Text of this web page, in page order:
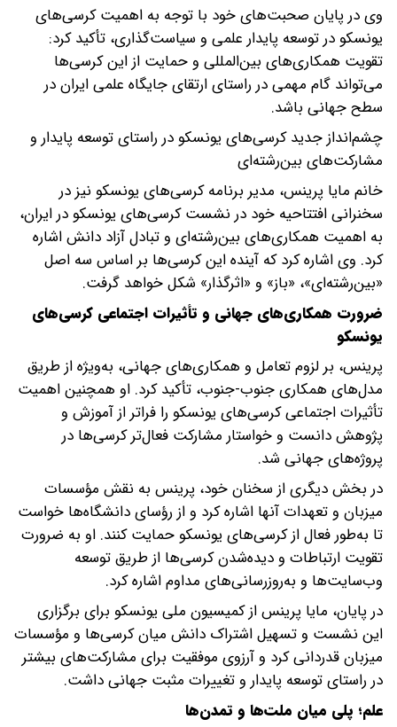
وی در پایان صحبت‌های خود با توجه به اهمیت کرسی‌های
یونسکو در توسعه پایدار علمی و سیاست‌گذاری، تأکید کرد:
تقویت همکاری‌های بین‌المللی و حمایت از این کرسی‌ها
می‌تواند گام مهمی در راستای ارتقای جایگاه علمی ایران در
سطح جهانی باشد.
چشم‌انداز جدید کرسی‌های یونسکو در راستای توسعه پایدار و
مشارکت‌های بین‌رشته‌ای
خانم مایا پرینس، مدیر برنامه کرسی‌های یونسکو نیز در
سخنرانی افتتاحیه خود در نشست کرسی‌های یونسکو در ایران،
به اهمیت همکاری‌های بین‌رشته‌ای و تبادل آزاد دانش اشاره
کرد. وی اشاره کرد که آینده این کرسی‌ها بر اساس سه اصل
«بین‌رشته‌ای»، «باز» و «اثرگذار» شکل خواهد گرفت.
ضرورت همکاری‌های جهانی و تأثیرات اجتماعی کرسی‌های
یونسکو
پرینس، بر لزوم تعامل و همکاری‌های جهانی، به‌ویژه از طریق
مدل‌های همکاری جنوب-جنوب، تأکید کرد. او همچنین اهمیت
تأثیرات اجتماعی کرسی‌های یونسکو را فراتر از آموزش و
پژوهش دانست و خواستار مشارکت فعال‌تر کرسی‌ها در
پروژه‌های جهانی شد.
در بخش دیگری از سخنان خود، پرینس به نقش مؤسسات
میزبان و تعهدات آنها اشاره کرد و از رؤسای دانشگاه‌ها خواست
تا به‌طور فعال از کرسی‌های یونسکو حمایت کنند. او به ضرورت
تقویت ارتباطات و دیده‌شدن کرسی‌ها از طریق توسعه
وب‌سایت‌ها و به‌روزرسانی‌های مداوم اشاره کرد.
در پایان، مایا پرینس از کمیسیون ملی یونسکو برای برگزاری
این نشست و تسهیل اشتراک دانش میان کرسی‌ها و مؤسسات
میزبان قدردانی کرد و آرزوی موفقیت برای مشارکت‌های بیشتر
در راستای توسعه پایدار و تغییرات مثبت جهانی داشت.
علم؛ پلی میان ملت‌ها و تمدن‌ها